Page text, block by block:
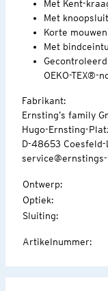
Met Kent-
Met
Korte mouwen
Met
OEKO-TEX®-
Fabrikant:
Ernsting’s family
Hugo-Ernsting-
D-48653
Ontwerp:
Optiek:
Sluiting:
Artikelnummer: